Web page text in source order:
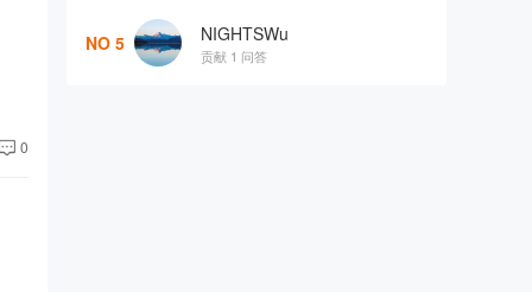
0
NO 5 NIGHTSWu
贡献 1 问答